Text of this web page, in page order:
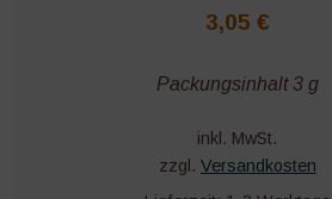
3,05 €
Packungsinhalt 3 g
inkl. MwSt.
zzgl. Versandkosten